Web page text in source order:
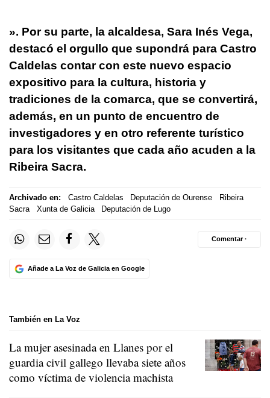
». Por su parte, la alcaldesa, Sara Inés Vega,
destacó el orgullo que supondrá para Castro
Caldelas contar con este nuevo espacio
expositivo para la cultura, historia y
tradiciones de la comarca, que se convertirá,
además, en un punto de encuentro de
investigadores y en otro referente turístico
para los visitantes que cada año acuden a la
Ribeira Sacra.
Archivado en: Castro Caldelas Deputación de Ourense
Ribeira
Sacra
Xunta de Galicia Deputación de Lugo
Añade a La Voz de Galicia en Google
Comentar ·
También en La Voz
La mujer asesinada en Llanes por el
guardia civil gallego llevaba siete años
como víctima de violencia machista